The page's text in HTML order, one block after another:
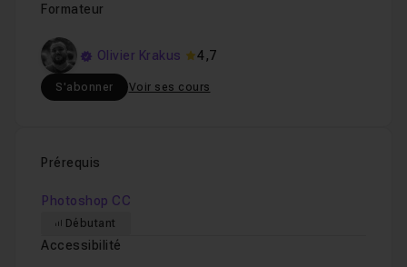
Formateur
Olivier Krakus 4,7
S'abonner Voir ses cours
Prérequis
Photoshop CC
Débutant
Accessibilité